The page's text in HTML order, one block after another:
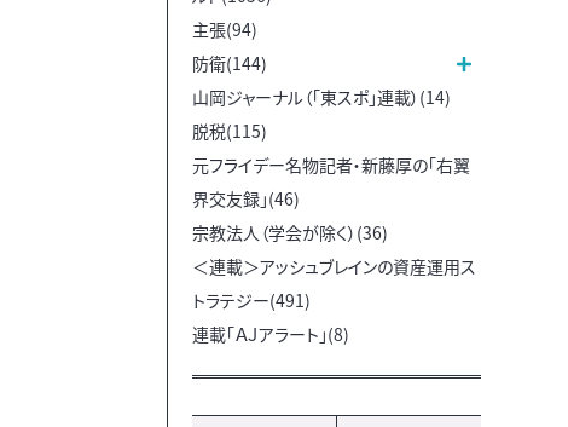
主張(94)
防衛(144)
山岡ジャーナル（「東スポ」連載）(14)
脱税(115)
元フライデー名物記者・新藤厚の「右翼
界交友録」(46)
宗教法人（学会が除く）(36)
＜連載＞アッシュブレインの資産運用ス
トラテジー(491)
連載「ＡＪアラート」(8)